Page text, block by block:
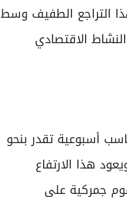
0.26% إلى 68.93 دولار. يأتي هذا التراجع الطفيف وسط
الاقتصادي
أسبوعية تقدر بنحو
أن يرتفع خام غرب تكساس الوسيط بنسبة 6.4%. ويعود هذا الارتفاع
جمركية على